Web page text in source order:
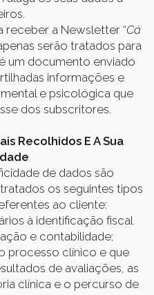
receber a Newsletter “Cá
serão tratados para
um documento enviado
informações e
e psicológica que
dos subscritores.
Recolhidos E A Sua
de dados são
os seguintes tipos
ao cliente:
à identificação fiscal
e contabilidade;
processo clínico e que
de avaliações, as
clínica e o percurso de